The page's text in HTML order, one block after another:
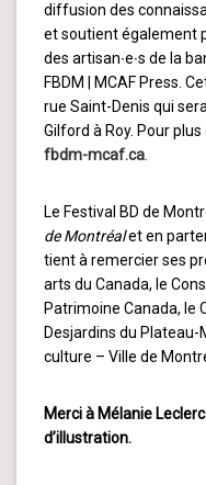
diffusion des
et soutient également
des artisan∙e∙s de la
FBDM | MCAF Press.
rue Saint-Denis qui
Gilford à Roy. Pour
fbdm-mcaf.ca
Le Festival BD de
de Montréalet en
tient à remercier ses
arts du Canada, le
Patrimoine Canada, le
Desjardins du Plateau-
culture – Ville de
Merci à Mélanie
d’illustration.